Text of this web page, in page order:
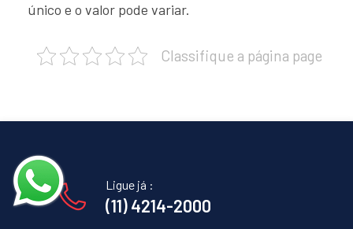
único e o valor pode variar.
Classifique a página page
Ligue já :
(11) 4214-2000